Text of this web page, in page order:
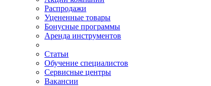
Распродажи
Уцененные товары
Бонусные программы
Аренда инструментов
Статьи
Обучение специалистов
Сервисные центры
Вакансии